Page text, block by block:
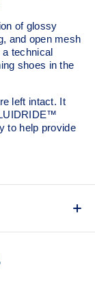
of glossy
and open mesh
technical
shoes in the
left intact. It
to help provide